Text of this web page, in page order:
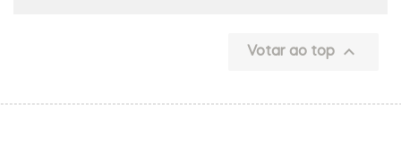
Votar ao top 